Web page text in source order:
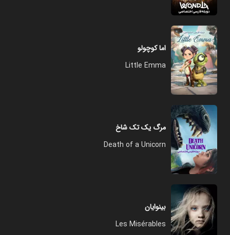
اما کوچولو
Little Emma
مرگ یک تک شاخ
Death of a Unicorn
بینوایان
Les Misérables